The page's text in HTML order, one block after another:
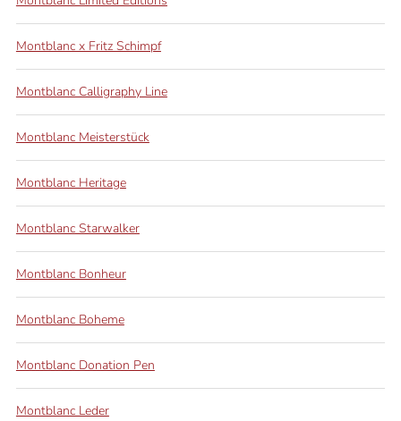
Montblanc x Fritz Schimpf
Montblanc Calligraphy Line
Montblanc Meisterstück
Montblanc Heritage
Montblanc Starwalker
Montblanc Bonheur
Montblanc Boheme
Montblanc Donation Pen
Montblanc Leder